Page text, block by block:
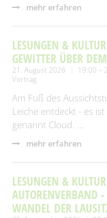
mehr erfahren
LESUNGEN &
GEWITTER ÜBER
21. August 2026 19:00 –
Vortrag
Am Fuß des
Leiche entdeckt - es
genannt Cloud. …
mehr erfahren
LESUNGEN &
AUTORENVERBAND
WANDEL DER